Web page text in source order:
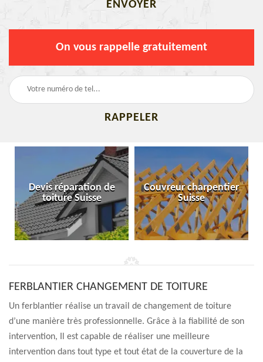
On vous rappelle gratuitement
Devis réparation de
toiture Suisse
Couvreur charpentier
Suisse
FERBLANTIER CHANGEMENT DE TOITURE
Un ferblantier réalise un travail de changement de toiture
d’une manière très professionnelle. Grâce à la fiabilité de son
intervention, Il est capable de réaliser une meilleure
intervention dans tout type et tout état de la couverture de la